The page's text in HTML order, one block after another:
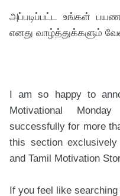
அப்படிப்பட்ட உங்கள்
எனது வாழ்த்துக்களும்
I am so happy to
Motivational
successfully for more
this section
and Tamil Motivation
If you feel like